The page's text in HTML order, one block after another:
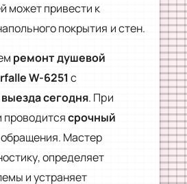
может привести к
покрытия и стен.
ремонт душевой
W-6251 с
выезда сегодня. При
проводитсясрочный
Мастер
определяет
и устраняет